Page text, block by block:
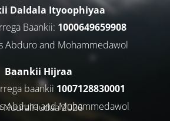
Daldala Ityoophiyaa
Baankii: 1000649659908
Abduro and Mohammedawol
Baankii Hijraa
baankii 1007128830001
Abduro and Muhammedawol
2026